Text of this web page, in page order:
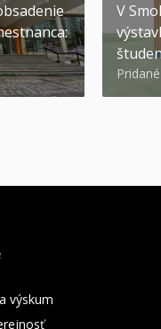
V
výskum